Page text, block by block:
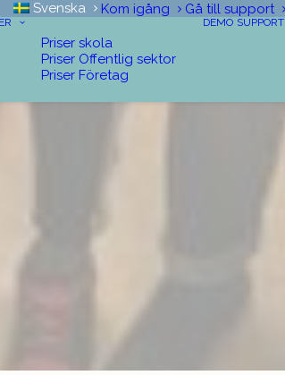
Svenska Kom igång Gå till support
Priser skola
Priser Offentlig sektor
Priser Företag
DEMO SUPPORT